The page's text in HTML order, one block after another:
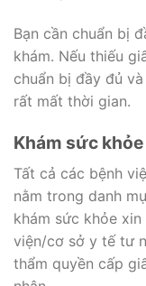
Bạn cần chuẩn bị
khám. Nếu thiếu
chuẩn bị đầy đủ
rất mất thời gian.
Khám sức
Tất cả các bệnh
nằm trong danh
khám sức khỏe
viện/cơ sở y tế tư
thẩm quyền cấp